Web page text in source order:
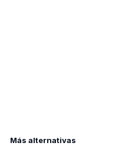
Más alternativas